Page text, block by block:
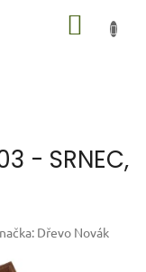
- SRNEC,
Dřevo Novák